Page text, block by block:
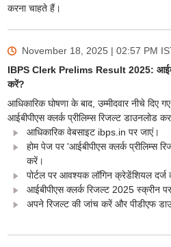
करना चाहते हैं।
November 18, 2025 | 02:57 PM
IBPS Clerk Prelims Result 2025:
करें?
आधिकारिक घोषणा के बाद, उम्मीदवार नीचे
आईबीपीएस क्लर्क प्रीलिम्स रिजल्ट डाउनलोड
आधिकारिक वेबसाइट ibps.in पर जाएं।
होम पेज पर 'आईबीपीएस क्लर्क प्रीलिम्स
करें।
पोर्टल पर आवश्यक लॉगिन क्रेडेंशियल दर्ज
आईबीपीएस क्लर्क रिजल्ट 2025 स्क्रीन पर
अपने रिजल्ट की जांच करें और पीडीएफ